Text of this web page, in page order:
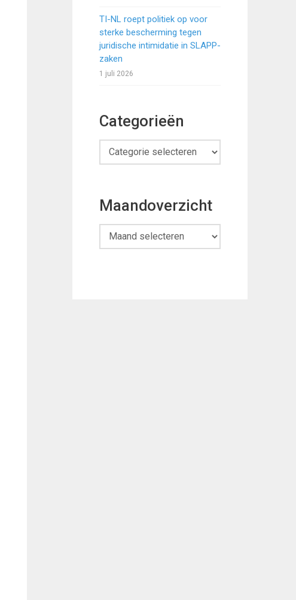
TI-NL roept politiek op voor
sterke bescherming tegen
juridische intimidatie in SLAPP-
zaken
1 juli 2026
Categorieën
Categorieën
Maandoverzicht
Maandoverzicht